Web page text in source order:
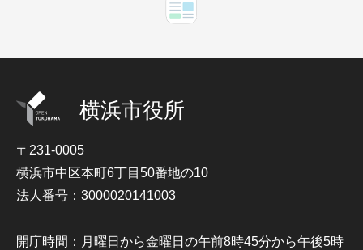
横浜市役所
〒231-0005
横浜市中区本町6丁目50番地の10
法人番号：3000020141003
開庁時間：月曜日から金曜日の午前8時45分から午後5時